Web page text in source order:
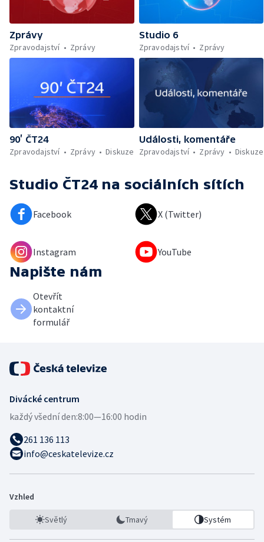
Zprávy
Zpravodajství
Zprávy
Studio 6
Zpravodajství
Zprávy
90’ ČT24
Zpravodajství
Zprávy Diskuze
Události, komentáře
Zpravodajství
Zprávy Diskuze
Studio ČT24 na sociálních sítích
Facebook X (Twitter)
Instagram YouTube
Napište nám
Otevřít
kontaktní
formulář
Divácké centrum
každý všední den:8:00—16:00 hodin
261 136 113
info@ceskatelevize.cz
Vzhled
Světlý Tmavý Systém